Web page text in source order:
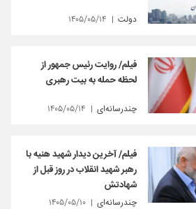
دولت ۱۴۰۵/۰۵/۱۴
فیلم/ روایت رئیس جمهور از
لحظه حمله به بیت رهبری
چندرسانه‌ای ۱۴۰۵/۰۵/۱۴
فیلم/ آخرین دیدار شهید هنیه با
رهبر شهید انقلاب در روز قبل از
شهادتش
چندرسانه‌ای ۱۴۰۵/۰۵/۱۰